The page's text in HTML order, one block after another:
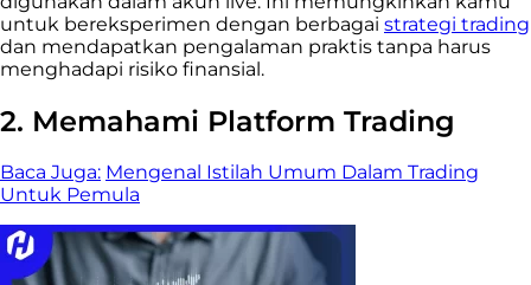
untuk bereksperimen dengan berbagai strategi trading
dan mendapatkan pengalaman praktis tanpa harus
menghadapi risiko finansial.
2. Memahami Platform Trading
Baca Juga: Mengenal Istilah Umum Dalam Trading
Untuk Pemula